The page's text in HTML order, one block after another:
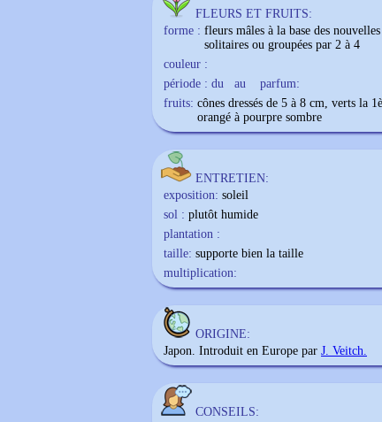
FLEURS ET FRUITS:
forme : fleurs mâles à la base des
solitaires ou groupées par 2 à 4
couleur :
période : du
au
parfum:
fruits: cônes dressés de 5 à 8 cm, verts la
orangé à pourpre sombre
ENTRETIEN:
exposition: soleil
sol : plutôt humide
plantation :
taille: supporte bien la taille
multiplication:
ORIGINE:
Japon. Introduit en Europe par J. Veitch.
CONSEILS: